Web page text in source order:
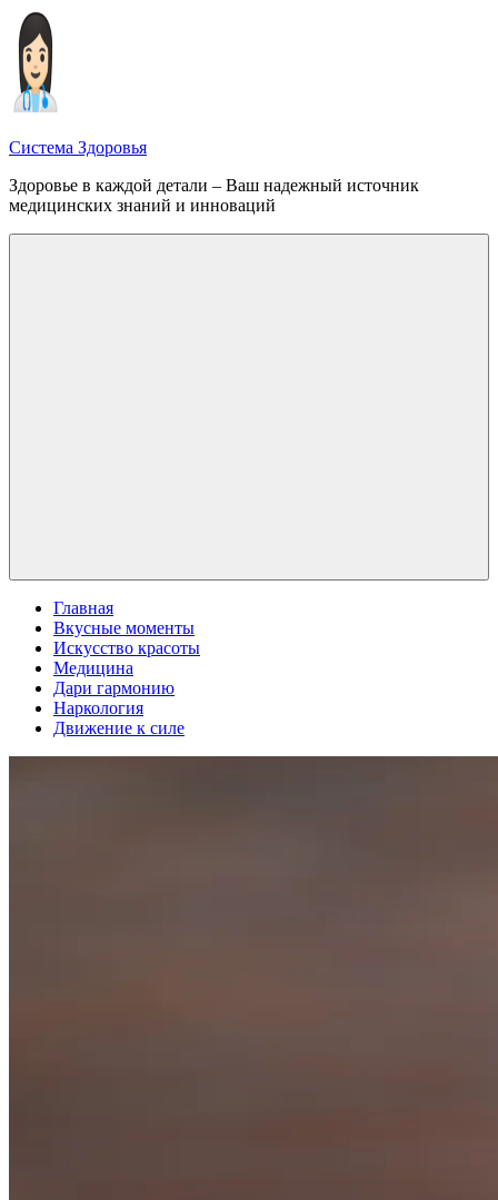
Перейти
содержимому
Система Здоровья
Здоровье в каждой детали – Ваш надежный источник
медицинских знаний и инноваций
Главная
Вкусные моменты
Искусство красоты
Медицина
Дари гармонию
Наркология
Движение к силе